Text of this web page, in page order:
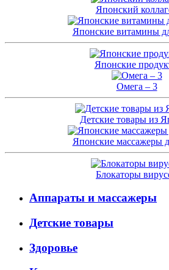
Японский
Японские витамины
Японские
Омега – 3
Детские товары из
Японские массажеры
Блокаторы
Аппараты и массажеры
Детские товары
Здоровье